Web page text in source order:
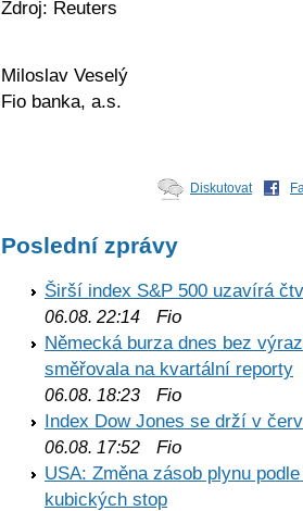
Zdroj: Reuters
Miloslav Veselý
Fio banka, a.s.
Diskutovat
Poslední zprávy
Širší index S&P 500 uzavírá
06.08. 22:14 Fio
Německá burza dnes bez
směřovala na kvartální reporty
06.08. 18:23 Fio
Index Dow Jones se drží v
06.08. 17:52 Fio
USA: Změna zásob plynu
kubických stop